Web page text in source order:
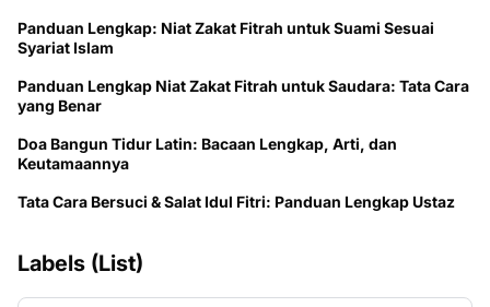
Panduan Lengkap: Niat Zakat Fitrah untuk Suami Sesuai
Syariat Islam
Panduan Lengkap Niat Zakat Fitrah untuk Saudara: Tata Cara
yang Benar
Doa Bangun Tidur Latin: Bacaan Lengkap, Arti, dan
Keutamaannya
Tata Cara Bersuci & Salat Idul Fitri: Panduan Lengkap Ustaz
Labels (List)